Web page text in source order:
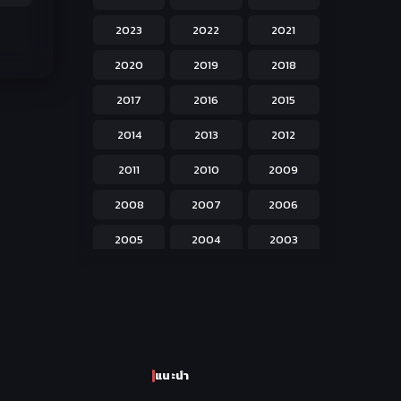
Hentai ลามก 42
Historical ประวัติศาสตร์
Horror หลอน
Isekai ต่างโลก 208
Josei สำหรับผู้หญิง
Kids สำหรับเด็ก 227
Magic เวทย์มนต์ 108
Martial Arts ศิลปะการต่อสู้ 38
Mystery ลึกลับ
2023 2022 2021
2020 2019 2018
2017 2016 2015
2014 2013 2012
2011 2010 2009
2008 2007 2006
2005 2004 2003
แนะนำ